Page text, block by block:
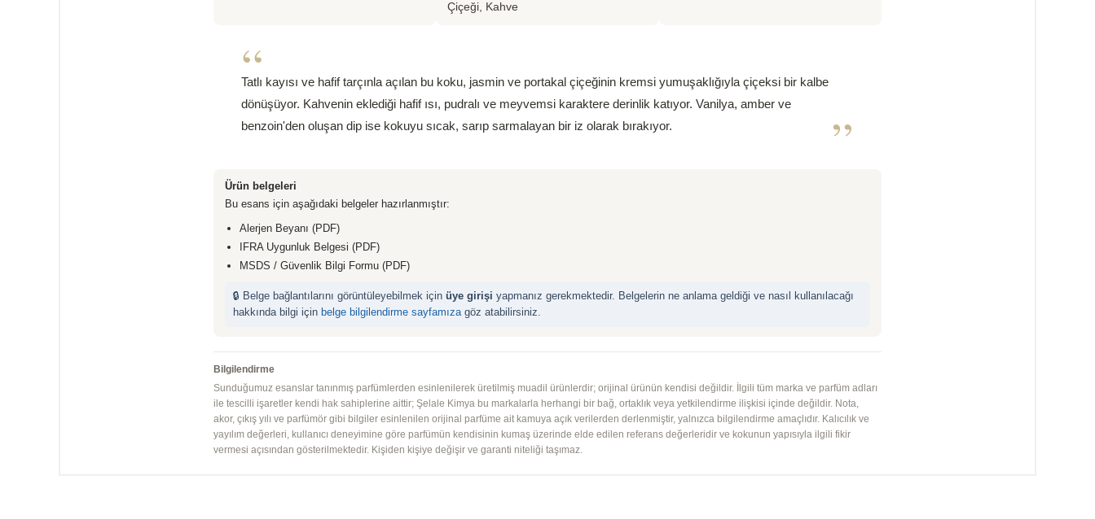
Çiçeği, Kahve
“
Tatlı kayısı ve hafif tarçınla açılan bu koku, jasmin ve portakal çiçeğinin kremsi yumuşaklığıyla çiçeksi bir kalbe
dönüşüyor. Kahvenin eklediği hafif ısı, pudralı ve meyvemsi karaktere derinlik katıyor. Vanilya, amber ve
benzoin'den oluşan dip ise kokuyu sıcak, sarıp sarmalayan bir iz olarak bırakıyor.
”
Ürün belgeleri
Bu esans için aşağıdaki belgeler hazırlanmıştır:
Alerjen Beyanı (PDF)
IFRA Uygunluk Belgesi (PDF)
MSDS / Güvenlik Bilgi Formu (PDF)
🔒 Belge bağlantılarını görüntüleyebilmek için üye girişi yapmanız gerekmektedir. Belgelerin ne anlama geldiği ve nasıl kullanılacağı
hakkında bilgi için belge bilgilendirme sayfamızagöz atabilirsiniz.
Bilgilendirme
Sunduğumuz esanslar tanınmış parfümlerden esinlenilerek üretilmiş muadil ürünlerdir; orijinal ürünün kendisi değildir. İlgili tüm marka ve parfüm adları
ile tescilli işaretler kendi hak sahiplerine aittir; Şelale Kimya bu markalarla herhangi bir bağ, ortaklık veya yetkilendirme ilişkisi içinde değildir. Nota,
akor, çıkış yılı ve parfümör gibi bilgiler esinlenilen orijinal parfüme ait kamuya açık verilerden derlenmiştir, yalnızca bilgilendirme amaçlıdır. Kalıcılık ve
yayılım değerleri, kullanıcı deneyimine göre parfümün kendisinin kumaş üzerinde elde edilen referans değerleridir ve kokunun yapısıyla ilgili fikir
vermesi açısından gösterilmektedir. Kişiden kişiye değişir ve garanti niteliği taşımaz.